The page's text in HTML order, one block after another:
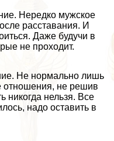
Нередко мужское
расставания. И
Даже будучи в
не проходит.
Не нормально лишь
отношения, не решив
никогда нельзя. Все
надо оставить в